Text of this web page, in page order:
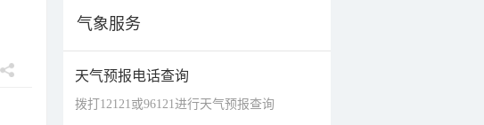
气象服务
天气预报电话查询
拨打12121或96121进行天气预报查询